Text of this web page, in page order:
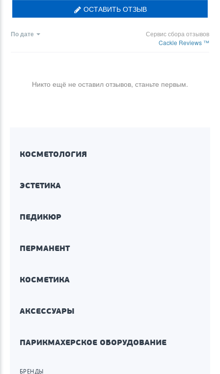
ОСТАВИТЬ ОТЗЫВ
По дате
Сервис сбора отзывов
Cackle Reviews ™
Никто ещё не оставил отзывов, станьте первым.
КОСМЕТОЛОГИЯ
ЭСТЕТИКА
ПЕДИКЮР
ПЕРМАНЕНТ
КОСМЕТИКА
АКСЕССУАРЫ
ПАРИКМАХЕРСКОЕ ОБОРУДОВАНИЕ
БРЕНДЫ